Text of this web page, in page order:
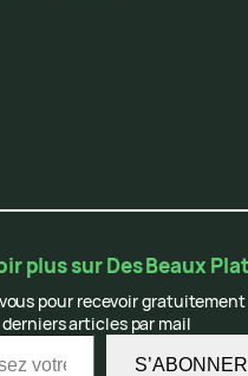
plus sur Des Beaux
pour recevoir gratuitement
derniers articles par mail
S’ABONNER